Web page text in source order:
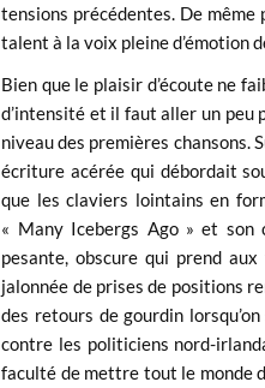
tensions précédentes. De
talent à la voix pleine d’émotion
Bien que le plaisir d’écoute ne
d’intensité et il faut aller un peu
niveau des premières chansons.
écriture acérée qui débordait
que les claviers lointains en
« Many Icebergs Ago » et son
pesante, obscure qui prend
jalonnée de prises de positions
des retours de gourdin
contre les politiciens nord-
faculté de mettre tout le monde